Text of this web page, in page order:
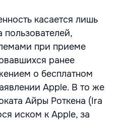
касается лишь
пользователей,
при приеме
ранее
о бесплатном
Apple. В то же
Айры Роткена (Ira
иском к Apple, за